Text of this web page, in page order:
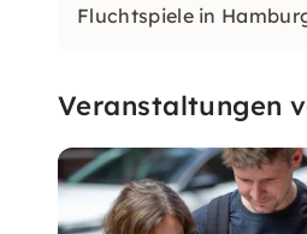
Fluchtspiele in
Veranstaltungen